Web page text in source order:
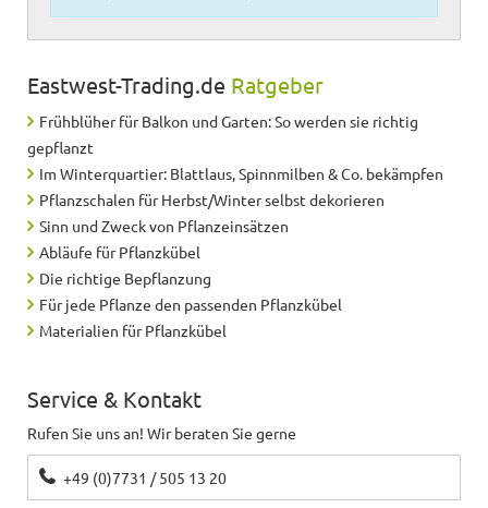
Eastwest-Trading.de Ratgeber
Frühblüher für Balkon und Garten: So werden sie richtig
gepflanzt
Im Winterquartier: Blattlaus, Spinnmilben & Co. bekämpfen
Pflanzschalen für Herbst/Winter selbst dekorieren
Sinn und Zweck von Pflanzeinsätzen
Abläufe für Pflanzkübel
Die richtige Bepflanzung
Für jede Pflanze den passenden Pflanzkübel
Materialien für Pflanzkübel
Service & Kontakt
Rufen Sie uns an! Wir beraten Sie gerne
+49 (0)7731 / 505 13 20